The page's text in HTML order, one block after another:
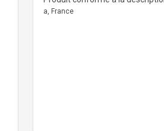
a, France